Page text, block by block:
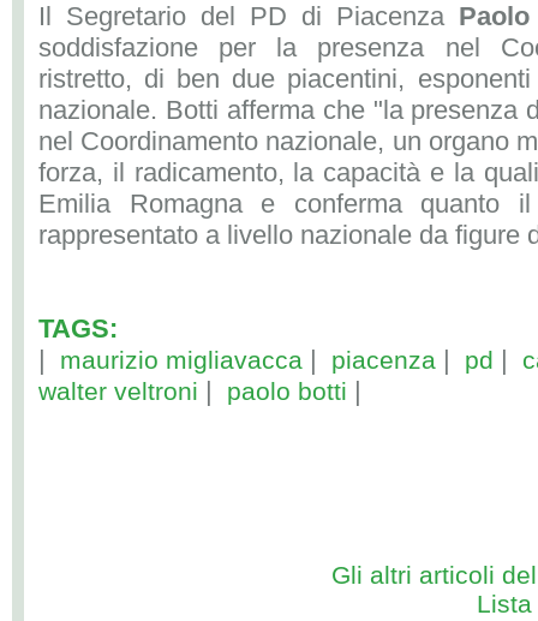
Il Segretario del PD di Piacenza
soddisfazione per la presenza nel
ristretto, di ben due piacentini,
nazionale. Botti afferma che "la presenza
nel Coordinamento nazionale, un organo
forza, il radicamento, la capacità e la
Emilia Romagna e conferma quanto
rappresentato a livello nazionale da figure
TAGS:
| maurizio migliavacca | piacenza | pd |
walter veltroni | paolo botti |
Gli altri articoli